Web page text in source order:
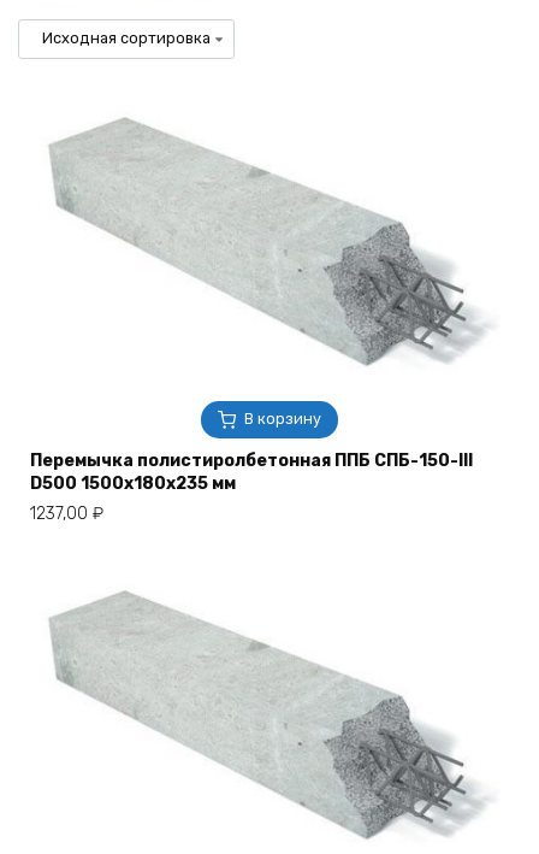
В корзину
Перемычка полистиролбетонная ППБ СПБ-150-III
D500 1500х180х235 мм
1237,00 ₽